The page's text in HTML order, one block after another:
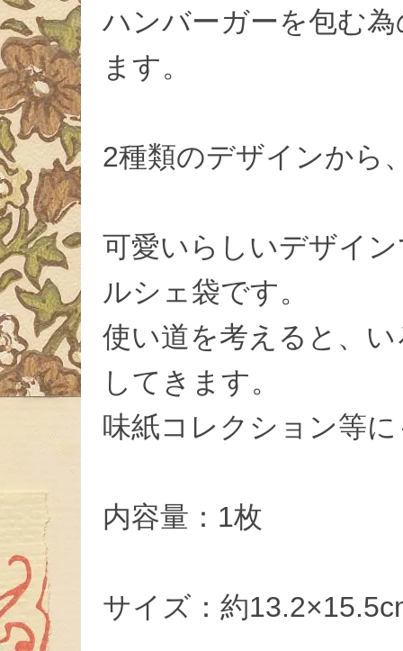
ハンバーガーを包む
ます。
2種類のデザインから
可愛いらしいデザイ
ルシェ袋です。
使い道を考えると、
してきます。
味紙コレクション等
内容量：1枚
サイズ：約